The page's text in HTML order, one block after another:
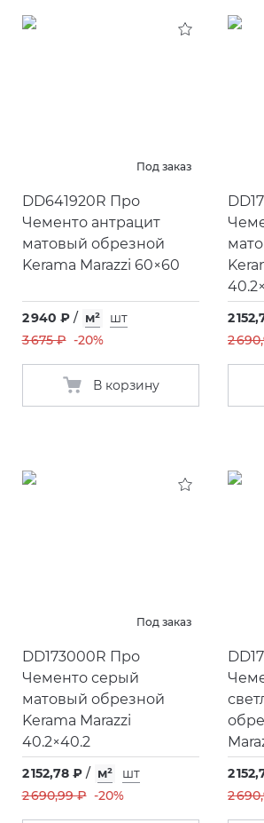
Под заказ
DD641920R Про
Чементо антрацит
матовый обрезной
Kerama Marazzi 60×60
2 940 ₽ / м²
шт
3 675 ₽ -20%
В корзину
2
2
Под заказ
DD173000R Про
Чементо серый
матовый обрезной
Kerama Marazzi
40.2×40.2
2 152,78 ₽ / м²
шт
2 690,99 ₽ -20%
2
2